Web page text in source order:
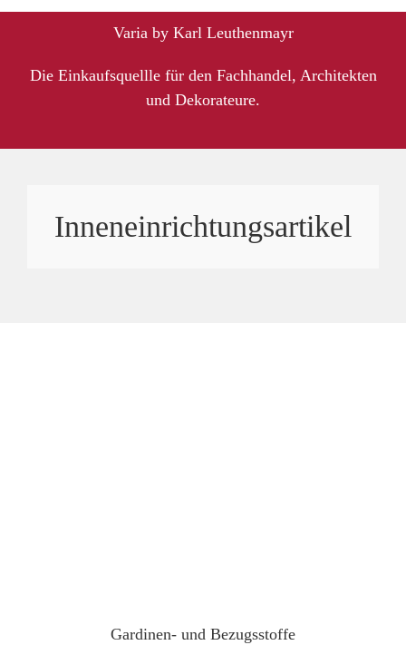
Varia by Karl Leuthenmayr
Die Einkaufsquellle für den Fachhandel, Architekten
und Dekorateure.
Inneneinrichtungsartikel
Gardinen- und Bezugsstoffe